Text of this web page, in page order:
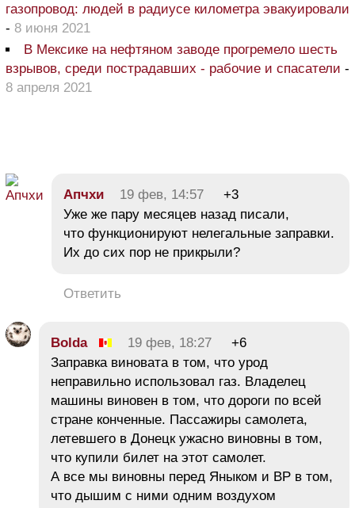
газопровод: людей в радиусе километра эвакуировали
- 8 июня 2021
В Мексике на нефтяном заводе прогремело шесть
взрывов, среди пострадавших - рабочие и спасатели -
8 апреля 2021
Апчхи 19 фев, 14:57
+3
Уже же пару месяцев назад писали,
что функционируют нелегальные заправки.
Их до сих пор не прикрыли?
Ответить
Bolda 19 фев, 18:27
+6
Заправка виновата в том, что урод
неправильно использовал газ. Владелец
машины виновен в том, что дороги по всей
стране конченные. Пассажиры самолета,
летевшего в Донецк ужасно виновны в том,
что купили билет на этот самолет.
А все мы виновны перед Яныком и ВР в том,
что дышим с ними одним воздухом